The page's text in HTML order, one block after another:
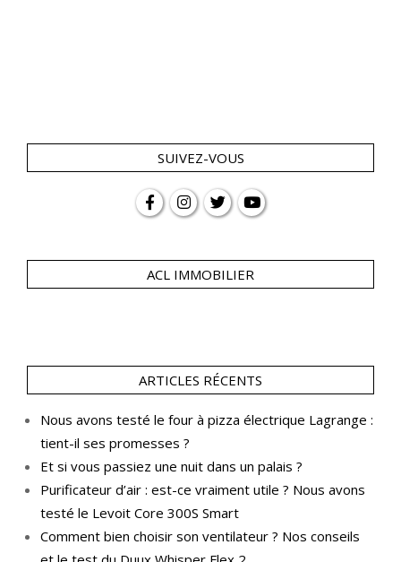
SUIVEZ-VOUS
ACL IMMOBILIER
ARTICLES RÉCENTS
Nous avons testé le four à pizza électrique Lagrange :
tient-il ses promesses ?
Et si vous passiez une nuit dans un palais ?
Purificateur d’air : est-ce vraiment utile ? Nous avons
testé le Levoit Core 300S Smart
Comment bien choisir son ventilateur ? Nos conseils